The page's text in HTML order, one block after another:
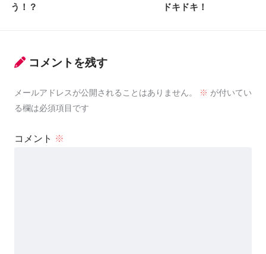
う！？
ドキドキ！
コメントを残す
メールアドレスが公開されることはありません。 ※ が付いてい
る欄は必須項目です
コメント ※